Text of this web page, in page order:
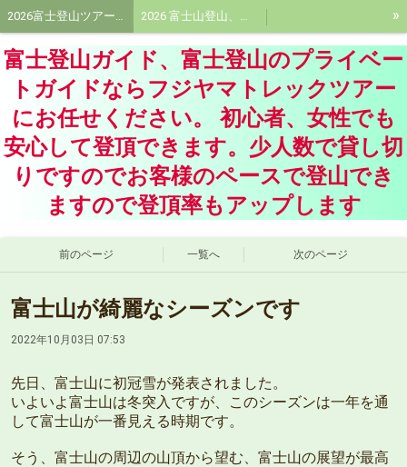
2026富士登山ツアー受付中!富士登山ツアー!プライベートガイドはフジヤマトレックツアーに 2026 富士山登山、富士登山ガイド料金、プライベート富士登山ガイド料金
青木ケ原樹海ネイチャーツアー、洞窟探険ツアー 、樹海エコツアーならフジヤマトレックツアーに 大菩薩嶺トレッキングツアー、大菩薩峠プライベートツアー
富士登山装備品、持ち物 活動記録 フジヤマトレックツアーガイド紹介、富士登山ガイド
会社概要 頂に想いをよせて
»
富士登山ガイド、富士登山のプライベー
トガイドならフジヤマトレックツアー
にお任せください。 初心者、女性でも
安心して登頂できます。少人数で貸し切
りですのでお客様のペースで登山でき
ますので登頂率もアップします
前のページ 一覧へ 次のページ
富士山が綺麗なシーズンです
2022年10月03日 07:53
先日、富士山に初冠雪が発表されました。
いよいよ富士山は冬突入ですが、このシーズンは一年を通
して富士山が一番見える時期です。
そう、富士山の周辺の山頂から望む、富士山の展望が最高